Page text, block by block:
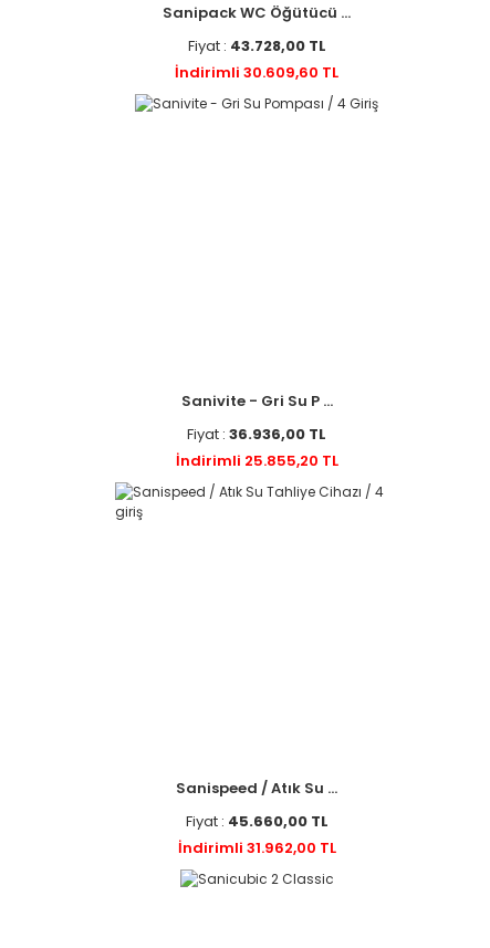
Sanipack WC Öğütücü ...
Fiyat : 43.728,00 TL
İndirimli 30.609,60 TL
Sanivite - Gri Su P ...
Fiyat :36.936,00 TL
İndirimli 25.855,20 TL
Sanispeed / Atık Su ...
Fiyat : 45.660,00 TL
İndirimli 31.962,00 TL